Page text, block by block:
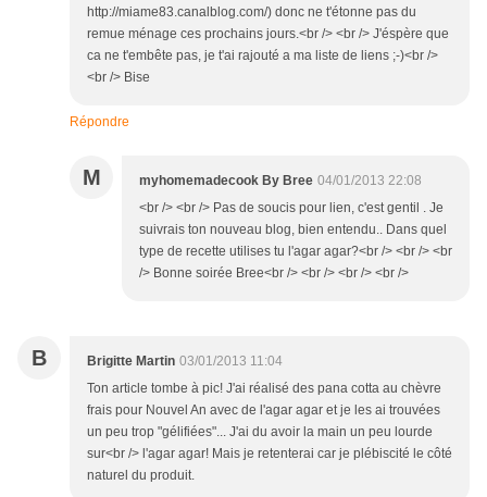
http://miame83.canalblog.com/) donc ne t'étonne pas du
remue ménage ces prochains jours.<br /> <br /> J'éspère que
ca ne t'embête pas, je t'ai rajouté a ma liste de liens ;-)<br />
<br /> Bise
Répondre
M myhomemadecook By Bree 04/01/2013 22:08
<br /> <br /> Pas de soucis pour lien, c'est gentil . Je
suivrais ton nouveau blog, bien entendu.. Dans quel
type de recette utilises tu l'agar agar?<br /> <br /> <br
/> Bonne soirée Bree<br /> <br /> <br /> <br />
B Brigitte Martin 03/01/2013 11:04
Ton article tombe à pic! J'ai réalisé des pana cotta au chèvre
frais pour Nouvel An avec de l'agar agar et je les ai trouvées
un peu trop "gélifiées"... J'ai du avoir la main un peu lourde
sur<br /> l'agar agar! Mais je retenterai car je plébiscité le côté
naturel du produit.